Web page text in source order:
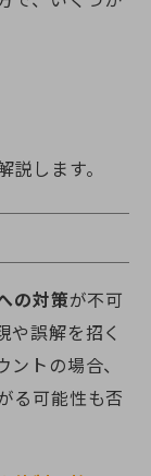
します。
の対策が不可
や誤解を招く
トの場合、
る可能性も否